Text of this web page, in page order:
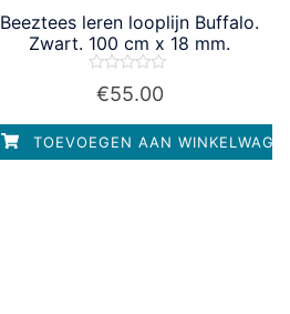
Beeztees leren looplijn Buffalo.
Zwart. 100 cm x 18 mm.
Waardering
0
5
€55.00
TOEVOEGEN AAN WINKELWAGEN